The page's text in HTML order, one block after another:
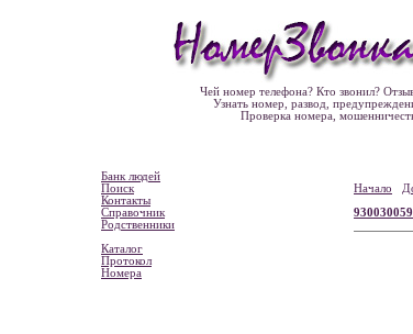
Чей номер телефона? Кто звонил?
Узнать номер, развод,
Проверка номера,
Банк людей
Поиск
Контакты
Справочник
Родственники
Каталог
Протокол
Номера
Начало